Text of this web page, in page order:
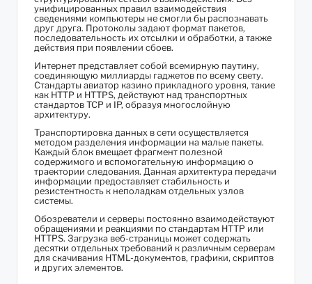
унифицированных правил взаимодействия
сведениями компьютеры не смогли бы распознавать
друг друга. Протоколы задают формат пакетов,
последовательность их отсылки и обработки, а также
действия при появлении сбоев.
Интернет представляет собой всемирную паутину,
соединяющую миллиарды гаджетов по всему свету.
Стандарты авиатор казино прикладного уровня, такие
как HTTP и HTTPS, действуют над транспортных
стандартов TCP и IP, образуя многослойную
архитектуру.
Транспортировка данных в сети осуществляется
методом разделения информации на малые пакеты.
Каждый блок вмещает фрагмент полезной
содержимого и вспомогательную информацию о
траектории следования. Данная архитектура передачи
информации предоставляет стабильность и
резистентность к неполадкам отдельных узлов
системы.
Обозреватели и серверы постоянно взаимодействуют
обращениями и реакциями по стандартам HTTP или
HTTPS. Загрузка веб-страницы может содержать
десятки отдельных требований к различным серверам
для скачивания HTML-документов, графики, скриптов
и других элементов.